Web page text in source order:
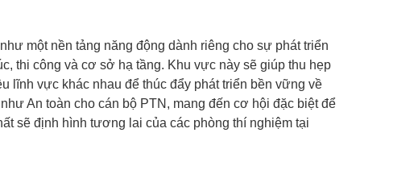
một nền tảng năng động dành riêng cho sự phát triển
thi công và cơ sở hạ tầng. Khu vực này sẽ giúp thu hẹp
lĩnh vực khác nhau để thúc đẩy phát triển bền vững về
An toàn cho cán bộ PTN, mang đến cơ hội đặc biệt để
sẽ định hình tương lai của các phòng thí nghiệm tại